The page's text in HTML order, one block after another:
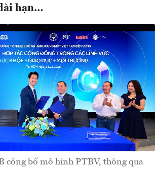
hạn…
công bố mô hình PTBV, thông qua